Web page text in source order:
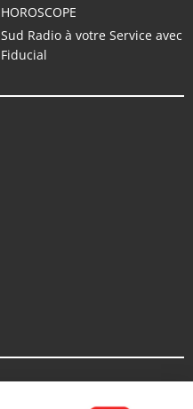
HOROSCOPE
Sud Radio à votre Service avec
Fiducial